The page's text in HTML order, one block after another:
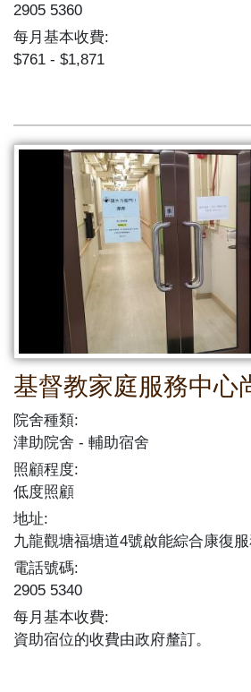
2905 5360
每月基本收費:
$761 - $1,871
基督教家庭服務中心
院舍種類:
津助院舍
輔助宿舍
照顧程度:
低度照顧
地址:
九龍觀塘福塘道4號啟能綜合康復
電話號碼:
2905 5340
每月基本收費:
資助宿位的收費由政府釐訂。